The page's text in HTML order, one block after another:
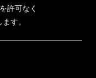
許可なく
す。